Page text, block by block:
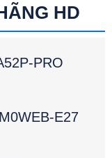
HD
PRO
E27